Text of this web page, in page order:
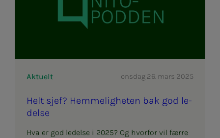
Aktuelt onsdag 26. mars 2025
Helt sjef? Hem­­­me­­­lig­he­­­ten bak god le­­­
del­­­se
Hva er god ledelse i 2025? Og hvorfor vil færre